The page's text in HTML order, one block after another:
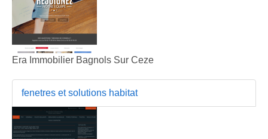
Era Immobilier Bagnols Sur Ceze
fenetres et solutions habitat